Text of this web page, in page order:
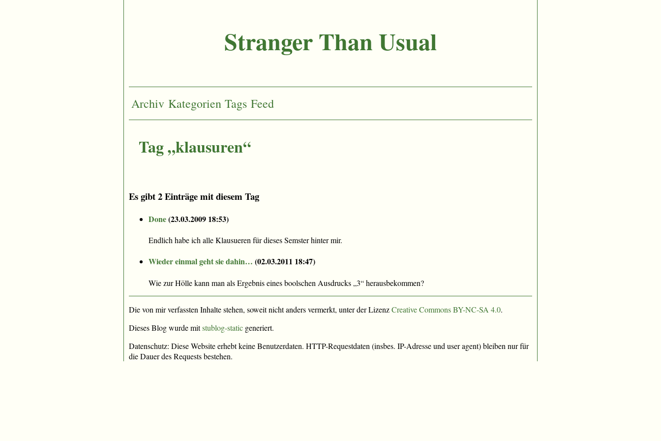
Stranger Than Usual
Archiv Kategorien Tags Feed
Tag „klausuren“
Es gibt 2 Einträge mit diesem Tag
Done(23.03.2009 18:53)
Endlich habe ich alle Klausueren für dieses Semster hinter mir.
Wieder einmal geht sie dahin… (02.03.2011 18:47)
Wie zur Hölle kann man als Ergebnis eines boolschen Ausdrucks „3“ herausbekommen?
Die von mir verfassten Inhalte stehen, soweit nicht anders vermerkt, unter der LizenzCreative Commons BY-NC-SA 4.0.
Dieses Blog wurde mitstublog-static generiert.
Datenschutz: Diese Website erhebt keine Benutzerdaten. HTTP-Requestdaten (insbes. IP-Adresse und user agent) bleiben nur für
die Dauer des Requests bestehen.